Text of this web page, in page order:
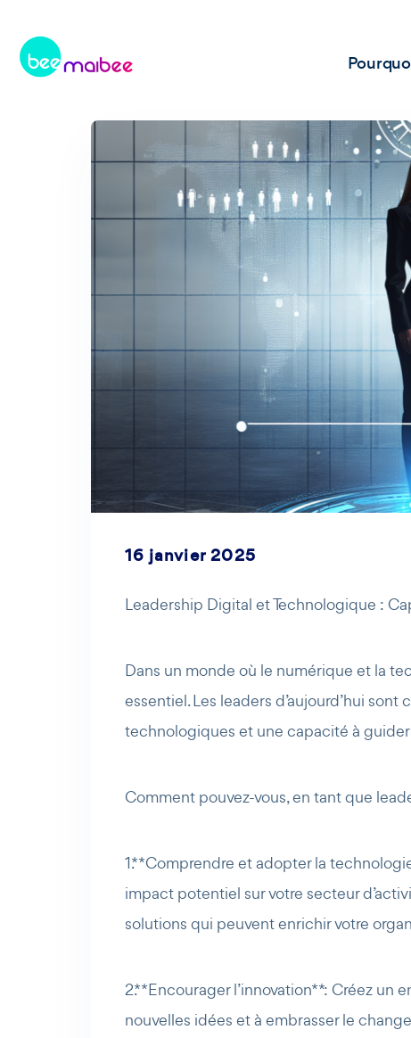
16 janvier 2025
Leadership Digital et Technologique :
Dans un monde où le numérique et la
essentiel. Les leaders d’aujourd’hui
technologiques et une capacité à
Comment pouvez-vous, en tant que
1. **Comprendre et adopter la
impact potentiel sur votre secteur
solutions qui peuvent enrichir votre
2. **Encourager l’innovation** : Créez
nouvelles idées et à embrasser le